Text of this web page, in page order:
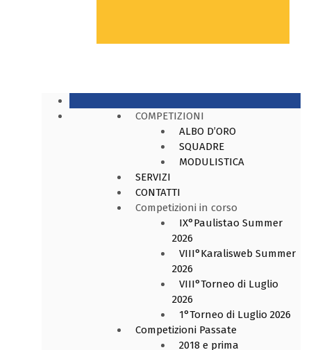
COMPETIZIONI
ALBO D’ORO
SQUADRE
MODULISTICA
SERVIZI
CONTATTI
Competizioni in corso
IX°Paulistao Summer
2026
VIII°Karalisweb Summer
2026
VIII°Torneo di Luglio
2026
1°Torneo di Luglio 2026
Competizioni Passate
2018 e prima